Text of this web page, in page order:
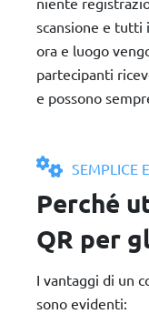
scansione e tutti
ora e luogo
partecipanti
e possono
SEMPLICE
Perché
QR per
I vantaggi di un
sono evidenti: